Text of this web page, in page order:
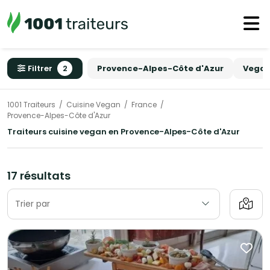
Filtrer 2 Provence-Alpes-Côte d'Azur
1001 Traiteurs Cuisine Vegan
France
Provence-Alpes-Côte d'Azur
Traiteurs cuisine vegan en Provence-Alpes-Côte d'Azur
17 résultats
Trier par